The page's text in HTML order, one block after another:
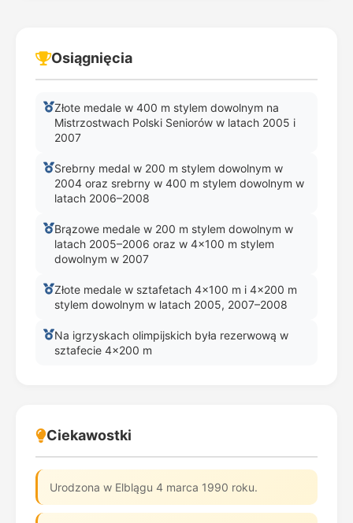
Osiągnięcia
Złote medale w 400 m stylem dowolnym na
Mistrzostwach Polski Seniorów w latach 2005 i
2007
Srebrny medal w 200 m stylem dowolnym w
2004 oraz srebrny w 400 m stylem dowolnym w
latach 2006–2008
Brązowe medale w 200 m stylem dowolnym w
latach 2005–2006 oraz w 4×100 m stylem
dowolnym w 2007
Złote medale w sztafetach 4×100 m i 4×200 m
stylem dowolnym w latach 2005, 2007–2008
Na igrzyskach olimpijskich była rezerwową w
sztafecie 4×200 m
Ciekawostki
Urodzona w Elblągu 4 marca 1990 roku.